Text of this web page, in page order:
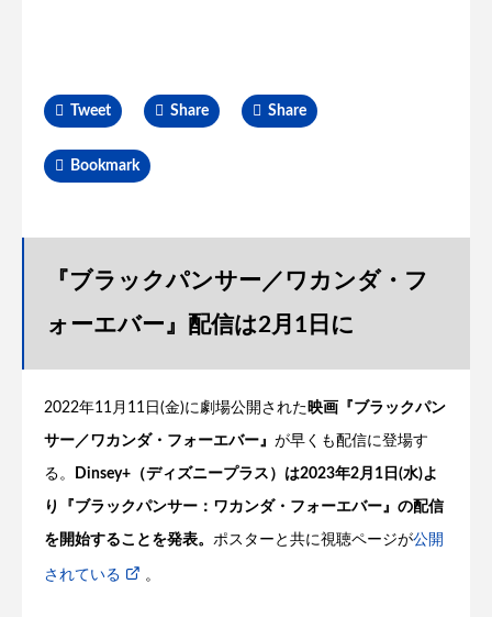
Tweet Share Share
Bookmark
『ブラックパンサー／ワカンダ・フ
ォーエバー』配信は2月1日に
2022年11月11日(金)に劇場公開された映画『ブラックパン
サー／ワカンダ・フォーエバー』 が早くも配信に登場す
る。 Dinsey+（ディズニープラス）は2023年2月1日(水)よ
り『ブラックパンサー：ワカンダ・フォーエバー』の配信
を開始することを発表。 ポスターと共に視聴ページが公開
されている 。